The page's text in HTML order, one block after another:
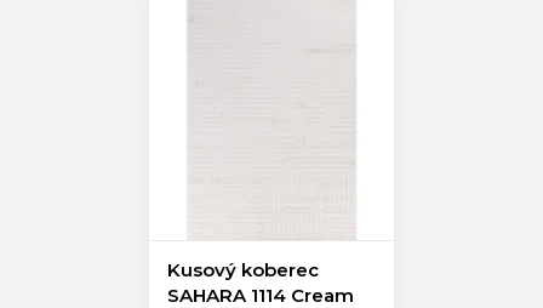
Kusový koberec
SAHARA 1114 Cream